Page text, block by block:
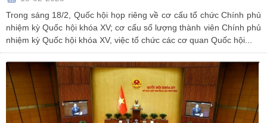
Trong sáng 18/2, Quốc hội họp riêng về cơ cấu tổ chức Chính phủ
nhiệm kỳ Quốc hội khóa XV; cơ cấu số lượng thành viên Chính phủ
nhiệm kỳ Quốc hội khóa XV, việc tổ chức các cơ quan Quốc hội...